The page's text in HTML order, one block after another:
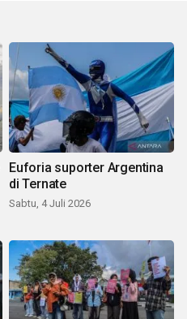
Euforia suporter Argentina
di Ternate
Sabtu, 4 Juli 2026